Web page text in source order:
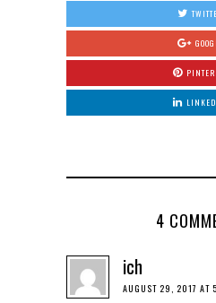
4
ich
AUGUST 29, 2017 AT